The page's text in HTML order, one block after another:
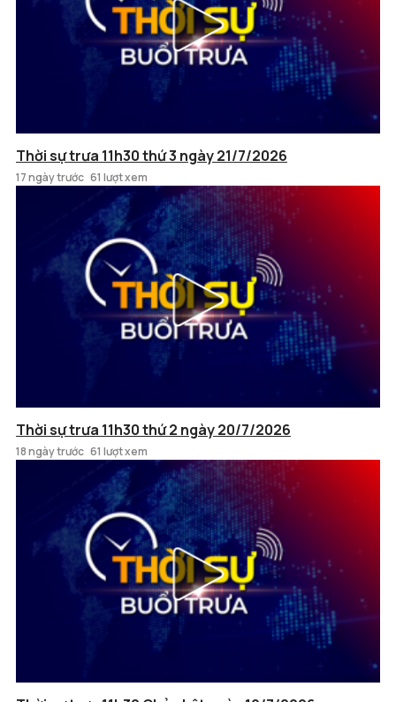
Thời sự trưa 11h30 thứ 3 ngày 21/7/2026
17 ngày trước 61 lượt xem
Thời sự trưa 11h30 thứ 2 ngày 20/7/2026
18 ngày trước 61 lượt xem